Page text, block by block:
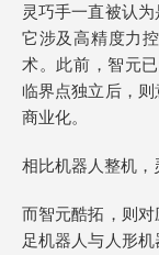
灵巧手一直被认
它涉及高精度力
术。此前，智元
临界点独立后，
商业化。
相比机器人整机，
而智元酷拓，则
足机器人与人形